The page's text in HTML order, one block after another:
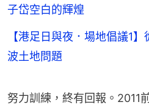
子岱空白的輝煌
【港足日與夜．場地倡議1
波土地問題
努力訓練，終有回報。2011